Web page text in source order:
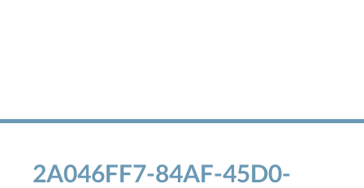
2A046FF7-84AF-45D0-